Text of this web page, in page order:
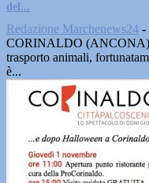
del...
Redazione Marchenews24 -
CORINALDO (ANCONA)
trasporto animali,
è...